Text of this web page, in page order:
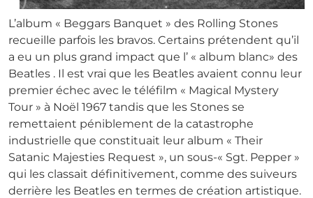
L’album « Beggars Banquet » des Rolling Stones
recueille parfois les bravos. Certains prétendent qu’il
a eu un plus grand impact que l’ « album blanc» des
Beatles . Il est vrai que les Beatles avaient connu leur
premier échec avec le téléfilm « Magical Mystery
Tour » à Noël 1967 tandis que les Stones se
remettaient péniblement de la catastrophe
industrielle que constituait leur album « Their
Satanic Majesties Request », un sous-« Sgt. Pepper »
qui les classait définitivement, comme des suiveurs
derrière les Beatles en termes de création artistique.